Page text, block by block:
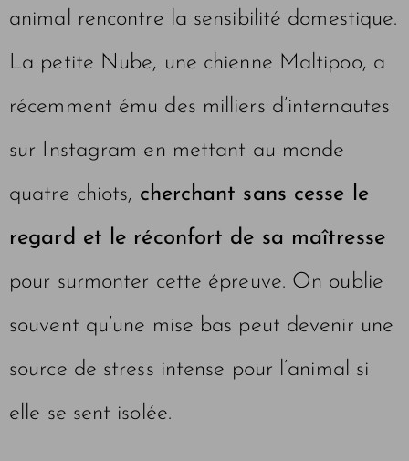
animal rencontre la sensibilité domestique.
La petite Nube, une chienne Maltipoo, a
récemment ému des milliers d’internautes
sur Instagram en mettant au monde
quatre chiots, cherchant sans cesse le
regard et le réconfort de sa maîtresse
pour surmonter cette épreuve. On oublie
souvent qu’une mise bas peut devenir une
source de stress intense pour l’animal si
elle se sent isolée.